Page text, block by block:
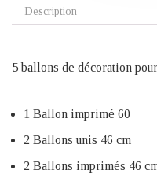
Description
5 ballons de décoration
1 Ballon imprimé 60
2 Ballons unis 46 cm
2 Ballons imprimés 46